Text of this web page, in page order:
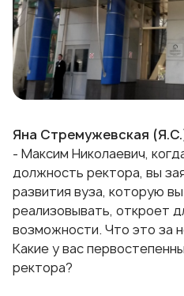
Яна Стремужевская
- Максим Николаевич,
должность ректора, вы
развития вуза, которую
реализовывать, откроет
возможности. Что это за
Какие у вас
ректора?